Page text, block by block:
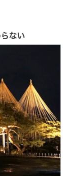
ない